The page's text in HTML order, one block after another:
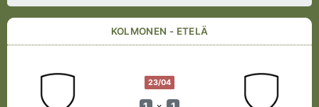
KOLMONEN - ETELÄ
23/04